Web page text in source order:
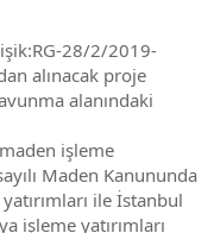
28/2/2019-
alınacak proje
alanındaki
işleme
Maden Kanununda
ile İstanbul
işleme yatırımları